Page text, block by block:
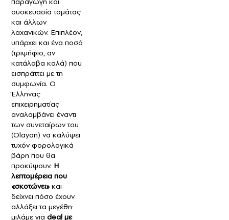
συσκευασία τομάτας
και άλλων
λαχανικών. Επιπλέον,
υπάρχει και ένα ποσό
(τριψήφιο, αν
κατάλαβα καλά) που
εισπράττει με τη
συμφωνία. Ο
Έλληνας
επιχειρηματίας
αναλαμβάνει έναντι
των συνεταίρων του
(Olayan) να καλύψει
τυχόν φορολογικά
βάρη που θα
προκύψουν. Η
λεπτομέρεια που
«σκοτώνει» και
δείχνει πόσο έχουν
αλλάξει τα μεγέθη:
μιλάμε για deal με